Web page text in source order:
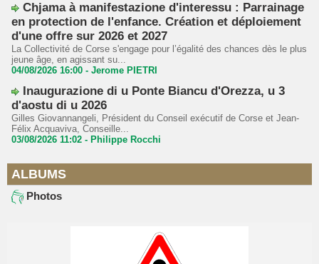
Chjama à manifestazione d'interessu : Parrainage
en protection de l'enfance. Création et déploiement
d'une offre sur 2026 et 2027
La Collectivité de Corse s'engage pour l’égalité des chances dès le plus
jeune âge, en agissant su...
04/08/2026 16:00 - Jerome PIETRI
Inaugurazione di u Ponte Biancu d'Orezza, u 3
d'aostu di u 2026
Gilles Giovannangeli, Président du Conseil exécutif de Corse et Jean-
Félix Acquaviva, Conseille...
03/08/2026 11:02 - Philippe Rocchi
ALBUMS
Photos